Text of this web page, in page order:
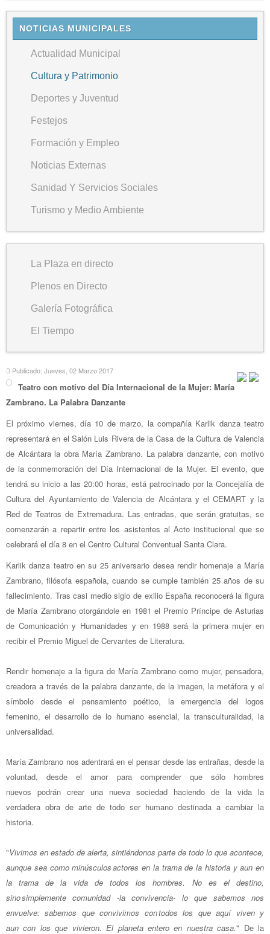
NOTICIAS MUNICIPALES
Actualidad Municipal
Cultura y Patrimonio
Deportes y Juventud
Festejos
Formación y Empleo
Noticias Externas
Sanidad Y Servicios Sociales
Turismo y Medio Ambiente
La Plaza en directo
Plenos en Directo
Galería Fotográfica
El Tiempo
Publicado: Jueves, 02 Marzo 2017
Teatro con motivo del Día Internacional de la Mujer: María
Zambrano. La Palabra Danzante
El próximo viernes, día 10 de marzo, la compañía Karlik danza teatro
representará en el Salón Luis Rivera de la Casa de la Cultura de Valencia
de Alcántara la obra María Zambrano. La palabra danzante, con motivo
de la conmemoración del Día Internacional de la Mujer. El evento, que
tendrá su inicio a las 20:00 horas, está patrocinado por la Concejalía de
Cultura del Ayuntamiento de Valencia de Alcántara y el CEMART y la
Red de Teatros de Extremadura. Las entradas, que serán gratuitas, se
comenzarán a repartir entre los asistentes al Acto institucional que se
celebrará el día 8 en el Centro Cultural Conventual Santa Clara.
Karlik danza teatro en su 25 aniversario desea rendir homenaje a María
Zambrano, filósofa española, cuando se cumple también 25 años de su
fallecimiento. Tras casi medio siglo de exilio España reconocerá la figura
de María Zambrano otorgándole en 1981 el Premio Príncipe de Asturias
de Comunicación y Humanidades y en 1988 será la primera mujer en
recibir el Premio Miguel de Cervantes de Literatura.
Rendir homenaje a la figura de María Zambrano como mujer, pensadora,
creadora a través de la palabra danzante, de la imagen, la metáfora y el
símbolo desde el pensamiento poético, la emergencia del logos
femenino, el desarrollo de lo humano esencial, la transculturalidad, la
universalidad.
María Zambrano nos adentrará en el pensar desde las entrañas, desde la
voluntad, desde el amor para comprender que sólo hombres
nuevos podrán crear una nueva sociedad haciendo de la vida la
verdadera obra de arte de todo ser humano destinada a cambiar la
historia.
"Vivimos en estado de alerta, sintiéndonos parte de todo lo que acontece,
aunque sea como minúsculos actores en la trama de la historia y aun en
la trama de la vida de todos los hombres. No es el destino,
sino simplemente comunidad -la convivencia- lo que sabemos nos
envuelve: sabemos que convivimos con todos los que aquí viven y
aun con los que vivieron. El planeta entero en nuestra casa." De la